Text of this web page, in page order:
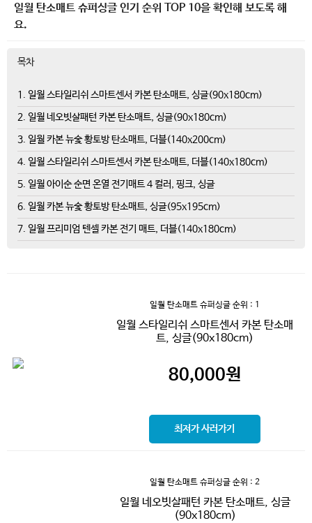
일월 탄소매트 슈퍼싱글 인기 순위 TOP 10을 확인해 보도록 해
요.
목차
1. 일월 스타일리쉬 스마트센서 카본 탄소매트, 싱글(90x180cm)
2. 일월 네오빗살패턴 카본 탄소매트, 싱글(90x180cm)
3. 일월 카본 뉴숯 황토방 탄소매트, 더블(140x200cm)
4. 일월 스타일리쉬 스마트센서 카본 탄소매트, 더블(140x180cm)
5. 일월 아이순 순면 온열 전기매트 4 컬러, 핑크, 싱글
6. 일월 카본 뉴숯 황토방 탄소매트, 싱글(95x195cm)
7. 일월 프리미엄 텐셀 카본 전기 매트, 더블(140x180cm)
일월 탄소매트 슈퍼싱글 순위 : 1
일월 스타일리쉬 스마트센서 카본 탄소매
트, 싱글(90x180cm)
80,000원
최저가 사러가기
일월 탄소매트 슈퍼싱글 순위 : 2
일월 네오빗살패턴 카본 탄소매트, 싱글
(90x180cm)